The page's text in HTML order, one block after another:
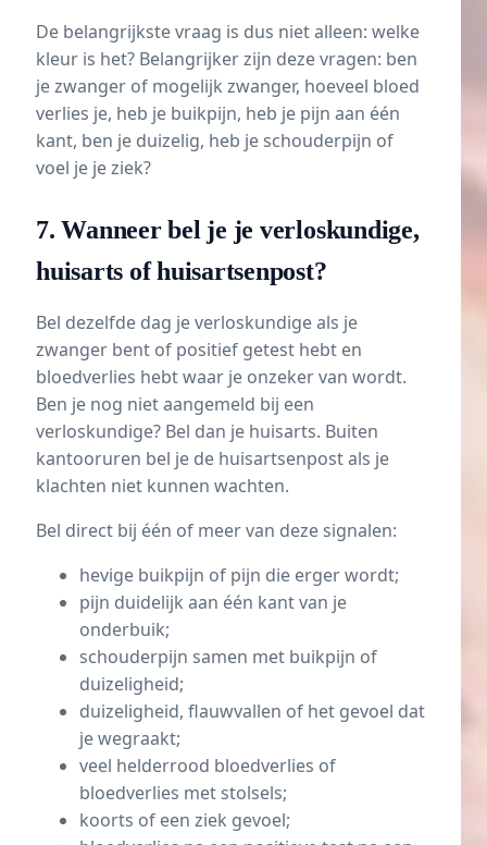
De belangrijkste vraag is dus niet alleen: welke
kleur is het? Belangrijker zijn deze vragen: ben
je zwanger of mogelijk zwanger, hoeveel bloed
verlies je, heb je buikpijn, heb je pijn aan één
kant, ben je duizelig, heb je schouderpijn of
voel je je ziek?
7. Wanneer bel je je verloskundige,
huisarts of huisartsenpost?
Bel dezelfde dag je verloskundige als je
zwanger bent of positief getest hebt en
bloedverlies hebt waar je onzeker van wordt.
Ben je nog niet aangemeld bij een
verloskundige? Bel dan je huisarts. Buiten
kantooruren bel je de huisartsenpost als je
klachten niet kunnen wachten.
Bel direct bij één of meer van deze signalen:
hevige buikpijn of pijn die erger wordt;
pijn duidelijk aan één kant van je
onderbuik;
schouderpijn samen met buikpijn of
duizeligheid;
duizeligheid, flauwvallen of het gevoel dat
je wegraakt;
veel helderrood bloedverlies of
bloedverlies met stolsels;
koorts of een ziek gevoel;